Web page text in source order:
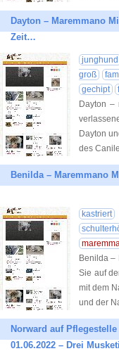
Dayton – Maremmano
Zeit…
junghund
groß
gechipt
Dayton –
Dayton
des
Benilda – Maremmano
kastriert
Benilda –
Sie auf
mit dem
und der
Norward auf
01.06.2022 – Drei